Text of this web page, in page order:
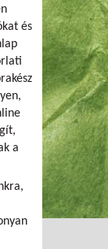
és
a